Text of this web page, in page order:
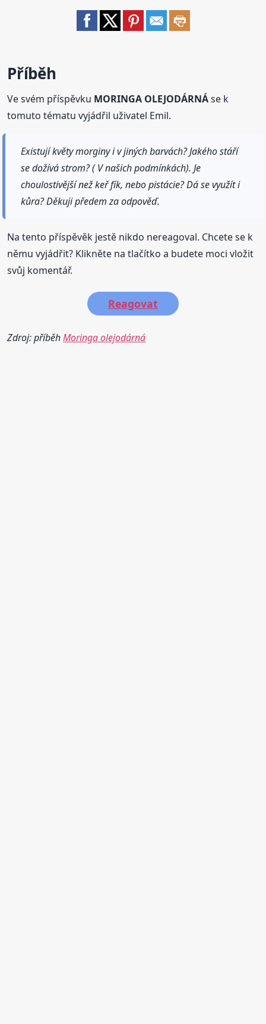
Příběh
Ve svém příspěvku MORINGA OLEJODÁRNÁse k
tomuto tématu vyjádřil uživatel Emil.
Existují květy morginy i v jiných barvách? Jakého stáří
se dožívá strom? ( V našich podmínkách). Je
choulostivější než keř fík, nebo pistácie? Dá se využít i
kůra? Děkuji předem za odpověď.
Na tento příspěvěk jestě nikdo nereagoval. Chcete se k
němu vyjádřit? Klikněte na tlačítko a budete moci vložit
svůj komentář.
Reagovat
Zdroj: příběhMoringa olejodárná